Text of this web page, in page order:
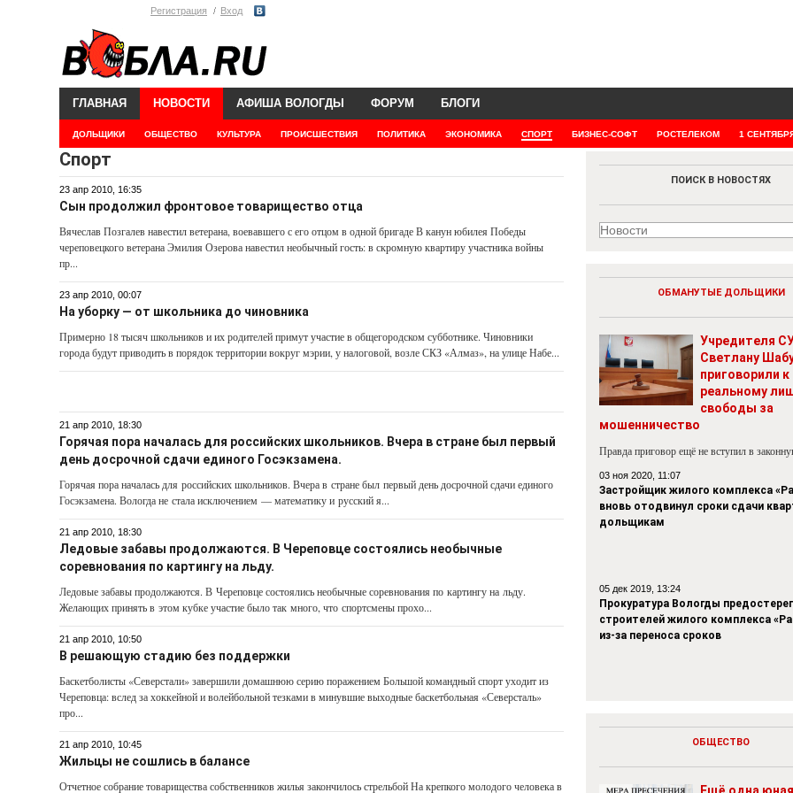
Регистрация Вход
ГЛАВНАЯ НОВОСТИ
ДОЛЬЩИКИ ОБЩЕСТВО КУЛЬТУРА ПРОИСШЕСТВИЯ ПОЛИТИКА ЭКОНОМИКА СПОРТ БИЗНЕС-СОФТ РОСТЕЛЕКОМ 1
АФИША ВОЛОГДЫ ФОРУМ БЛОГИ
Спорт
23 апр 2010, 16:35
Сын продолжил фронтовое товарищество отца
Вячеслав Позгалев навестил ветерана, воевавшего с его отцом в одной бригаде В канун юбилея Победы
череповецкого ветерана Эмилия Озерова навестил необычный гость: в скромную квартиру участника войны
пр...
23 апр 2010, 00:07
На уборку — от школьника до чиновника
Примерно 18 тысяч школьников и их родителей примут участие в общегородском субботнике. Чиновники
города будут приводить в порядок территории вокруг мэрии, у налоговой, возле СКЗ «Алмаз», на улице Набе...
21 апр 2010, 18:30
Горячая пора началась для российских школьников. Вчера в стране был первый
день досрочной сдачи единого Госэкзамена.
Горячая пора началась для российских школьников. Вчера в стране был первый день досрочной сдачи единого
Госэкзамена. Вологда не стала исключением — математику и русский я...
21 апр 2010, 18:30
Ледовые забавы продолжаются. В Череповце состоялись необычные
соревнования по картингу на льду.
Ледовые забавы продолжаются. В Череповце состоялись необычные соревнования по картингу на льду.
Желающих принять в этом кубке участие было так много, что спортсмены прохо...
21 апр 2010, 10:50
В решающую стадию без поддержки
Баскетболисты «Северстали» завершили домашнюю серию поражением Большой командный спорт уходит из
Череповца: вслед за хоккейной и волейбольной тезками в минувшие выходные баскетбольная «Северсталь»
про...
21 апр 2010, 10:45
Жильцы не сошлись в балансе
Отчетное собрание товарищества собственников жилья закончилось стрельбой На крепкого молодого человека в
ПОИСК В НОВОСТЯХ
ОБМАНУТЫЕ ДОЛЬЩИКИ
Учредителя
Светлану
приговорили к
реальному
свободы за
мошенничество
Правда приговор ещё не вступил в
03 ноя 2020, 11:07
Застройщик жилого комплекса
вновь отодвинул сроки сдачи
дольщикам
05 дек 2019, 13:24
Прокуратура Вологды
строителей жилого комплекса
из-за переноса сроков
ОБЩЕСТВО